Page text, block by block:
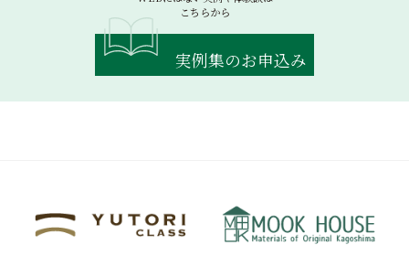
こちらから
実例集のお申込み